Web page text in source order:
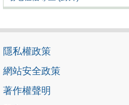
隱私權政策
網站安全政策
著作權聲明